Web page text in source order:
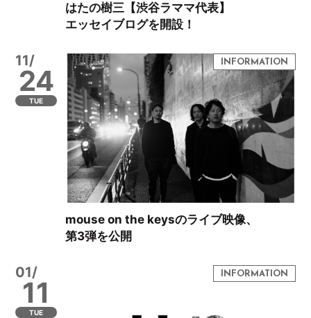
はたの樹三【渋谷ラママ代表】
エッセイブログを開設！
11/
24
TUE
mouse on the keysのライブ映像、
第3弾を公開
01/
11
TUE